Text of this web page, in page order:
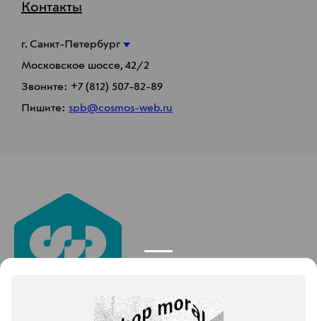
Контакты
г. Санкт-Петербург
Московское шоссе, 42/2
Звоните: +7 (812) 507-82-89
Пишите: spb@cosmos-web.ru